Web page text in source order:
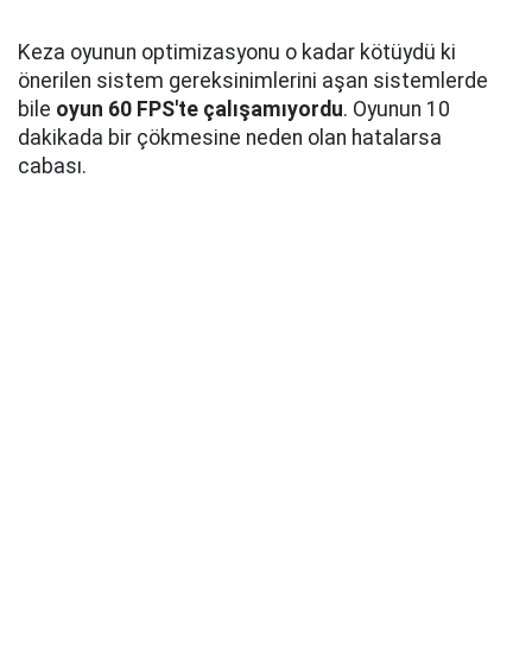
Keza oyunun optimizasyonu o kadar kötüydü ki
önerilen sistem gereksinimlerini aşan sistemlerde
bile oyun 60 FPS'te çalışamıyordu. Oyunun 10
dakikada bir çökmesine neden olan hatalarsa
cabası.